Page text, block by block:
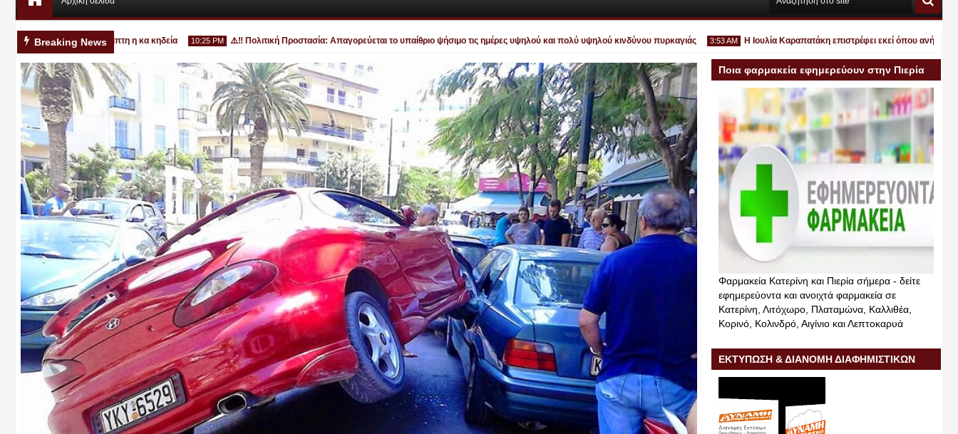
Breaking News
Κατερίνη - την Πέμπτη η κα κηδεία 10:25 PM
Αυγ
⚠️‼️ Πολιτική Προστασία: Απαγορεύεται το υπαίθριο ψήσιμο τις ημέρες υψηλού και πολύ υψηλού κινδύνου πυρκαγιάς 3:53 AM
30 Ιουλ
Η Ιουλία Καραπατάκη επιστρέφει εκεί όπου ανήκει: στις
Ποια φαρμακεία εφημερεύουν στην Πιερία
σήμερα
Φαρμακεία Κατερίνη και Πιερία σήμερα - δείτε
εφημερεύοντα και ανοιχτά φαρμακεία σε
Κατερίνη, Λιτόχωρο, Πλαταμώνα, Καλλιθέα,
Κορινό, Κολινδρό, Αιγίνιο και Λεπτοκαρυά
ΕΚΤΥΠΩΣΗ & ΔΙΑΝΟΜΗ ΔΙΑΦΗΜΙΣΤΙΚΩΝ
ΕΝΤΥΠΩΝ & ΦΥΛΛΑΔΙΩΝ